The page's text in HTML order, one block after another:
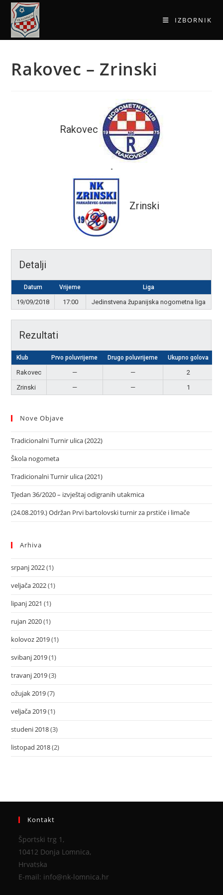
IZBORNIK
Rakovec – Zrinski
Rakovec
-
Zrinski
Detalji
Datum Vrijeme Liga
19/09/2018 17:00 Jedinstvena županijska nogometna liga
Rezultati
Klub Prvo poluvrijeme Drugo poluvrijeme Ukupno golova
Rakovec — — 2
Zrinski
— — 1
Nove Objave
Tradicionalni Turnir ulica (2022)
Škola nogometa
Tradicionalni Turnir ulica (2021)
Tjedan 36/2020 – izvještaj odigranih utakmica
(24.08.2019.) Održan Prvi bartolovski turnir za prstiće i limače
Arhiva
srpanj 2022(1)
veljača 2022(1)
lipanj 2021 (1)
rujan 2020(1)
kolovoz 2019(1)
svibanj 2019(1)
travanj 2019(3)
ožujak 2019(7)
veljača 2019(1)
studeni 2018(3)
listopad 2018(2)
Kontakt
Športski trg 1,
10412 Donja Lomnica,
Hrvatska
E-mail: info@nk-lomnica.hr